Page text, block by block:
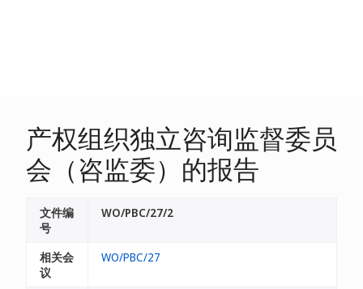
产权组织独立咨询监督委员
会（咨监委）的报告
文件编
号
WO/PBC/27/2
相关会
议
WO/PBC/27